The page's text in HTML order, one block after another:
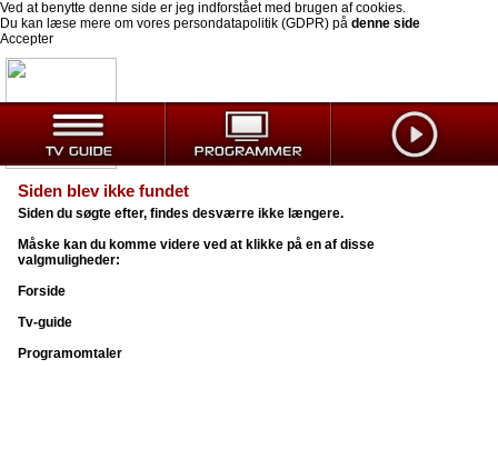
Ved at benytte denne side er jeg indforstået med brugen af cookies.
Du kan læse mere om vores persondatapolitik (GDPR) på denne side
Accepter
Siden blev ikke fundet
Siden du søgte efter, findes desværre ikke længere.
Måske kan du komme videre ved at klikke på en af disse
valgmuligheder:
Forside
Tv-guide
Programomtaler